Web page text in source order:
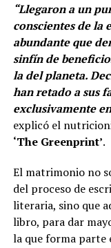
“Llegaron a un
conscientes de la
abundante que
sinfín de
la del planeta.
han retado a sus
exclusivamente
explicó el
‘The Greenprint’.
El matrimonio no
del proceso de
literaria, sino que
libro, para dar
la que forma parte